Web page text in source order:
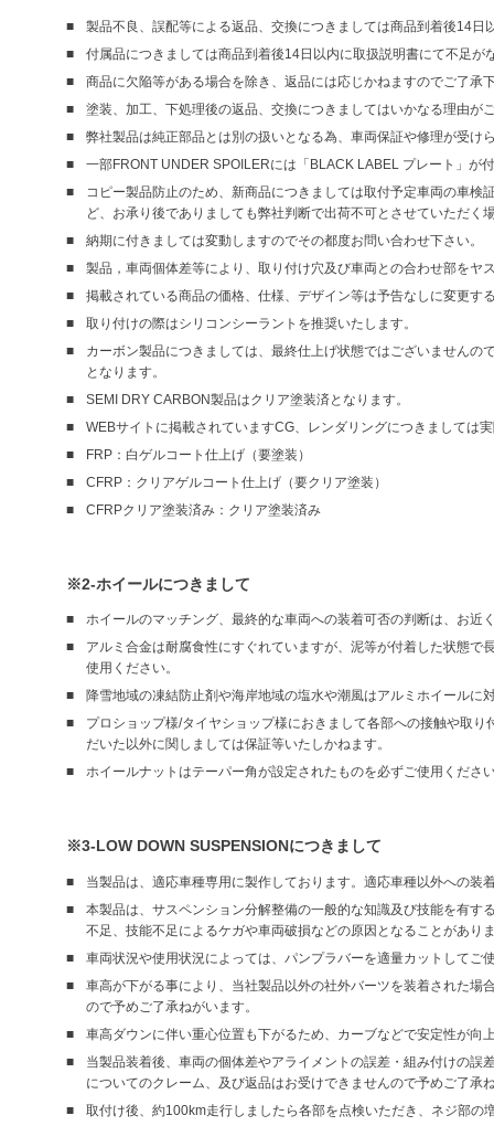
製品不良、誤配等による返品、交換につきましては商品到着後14
付属品につきましては商品到着後14日以内に取扱説明書にて不足が
商品に欠陥等がある場合を除き、返品には応じかねますのでご了承
塗装、加工、下処理後の返品、交換につきましてはいかなる理由が
弊社製品は純正部品とは別の扱いとなる為、車両保証や修理が受け
一部FRONT UNDER SPOILERには「BLACK LABEL プレート」が
コピー製品防止のため、新商品につきましては取付予定車両の車
ど、お承り後でありましても弊社判断で出荷不可とさせていただく
納期に付きましては変動しますのでその都度お問い合わせ下さい。
製品，車両個体差等により、取り付け穴及び車両との合わせ部をヤ
掲載されている商品の価格、仕様、デザイン等は予告なしに変更す
取り付けの際はシリコンシーラントを推奨いたします。
カーボン製品につきましては、最終仕上げ状態ではございません
となります。
SEMI DRY CARBON製品はクリア塗装済となります。
WEBサイトに掲載されていますCG、レンダリングにつきましては
FRP：白ゲルコート仕上げ（要塗装）
CFRP：クリアゲルコート仕上げ（要クリア塗装）
CFRPクリア塗装済み：クリア塗装済み
※2-ホイールにつきまして
ホイールのマッチング、最終的な車両への装着可否の判断は、お
アルミ合金は耐腐食性にすぐれていますが、泥等が付着した状態
使用ください。
降雪地域の凍結防止剤や海岸地域の塩水や潮風はアルミホイール
プロショップ様/タイヤショップ様におきまして各部への接触や取
だいた以外に関しましては保証等いたしかねます。
ホイールナットはテーパー角が設定されたものを必ずご使用くださ
※3-LOW DOWN SUSPENSIONにつきまして
当製品は、適応車種専用に製作しております。適応車種以外への
本製品は、サスペンション分解整備の一般的な知識及び技能を有
不足、技能不足によるケガや車両破損などの原因となることがあり
車両状況や使用状況によっては、パンプラバーを適量カットしてご
車高が下がる事により、当社製品以外の社外バーツを装着された
ので予めご了承ねがいます。
車高ダウンに伴い重心位置も下がるため、カーブなどで安定性が
当製品装着後、車両の個体差やアライメントの誤差・組み付けの
についてのクレーム、及び返品はお受けできませんので予めご了承
取付け後、約100km走行しましたら各部を点検いただき、ネジ部